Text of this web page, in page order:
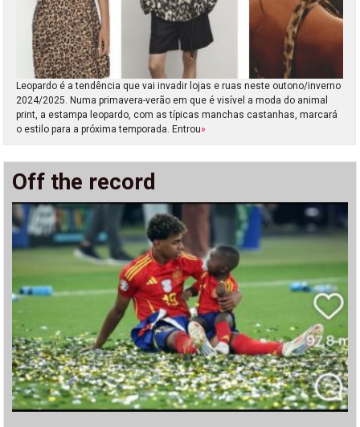
Leopardo é a tendência que vai invadir lojas e ruas neste outono/inverno
2024/2025. Numa primavera-verão em que é visível a moda do animal
print, a estampa leopardo, com as típicas manchas castanhas, marcará
o estilo para a próxima temporada. Entrou»
Off the record